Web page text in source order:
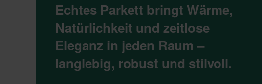
Echtes Parkett bringt Wärme,
Natürlichkeit und zeitlose
Eleganz in jeden Raum –
langlebig, robust und stilvoll.